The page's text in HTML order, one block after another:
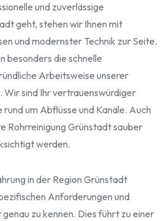
und zuverlässige
geht, stehen wir Ihnen mit
und modernster Technik zur Seite.
besonders die schnelle
Arbeitsweise unserer
sind Ihr vertrauenswürdiger
um Abflüsse und Kanäle. Auch
Rohrreinigung Grünstadt sauber
werden.
in der Region Grünstadt
Anforderungen und
zu kennen. Dies führt zu einer